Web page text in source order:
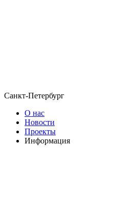
Санкт-Петербург
О нас
Новости
Проекты
Информация